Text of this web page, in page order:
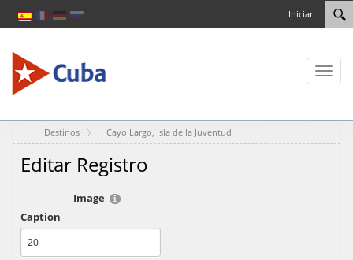
Iniciar
Toggle
Destinos Cayo Largo, Isla de la Juventud
Editar Registro
Image
Caption